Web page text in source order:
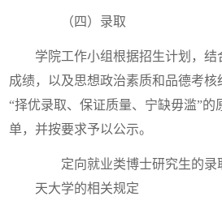
（四）录取
学院工作小组根据招生计划，
成绩，以及思想政治素质和品德考
“择优录取、保证质量、宁缺毋滥”的
单，并按要求予以公示。
定向就业类博士研究生的
天大学的相关规定